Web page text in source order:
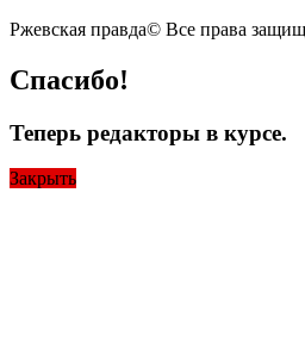
Ржевская правда© Все права
Спасибо!
Теперь редакторы в курсе.
Закрыть